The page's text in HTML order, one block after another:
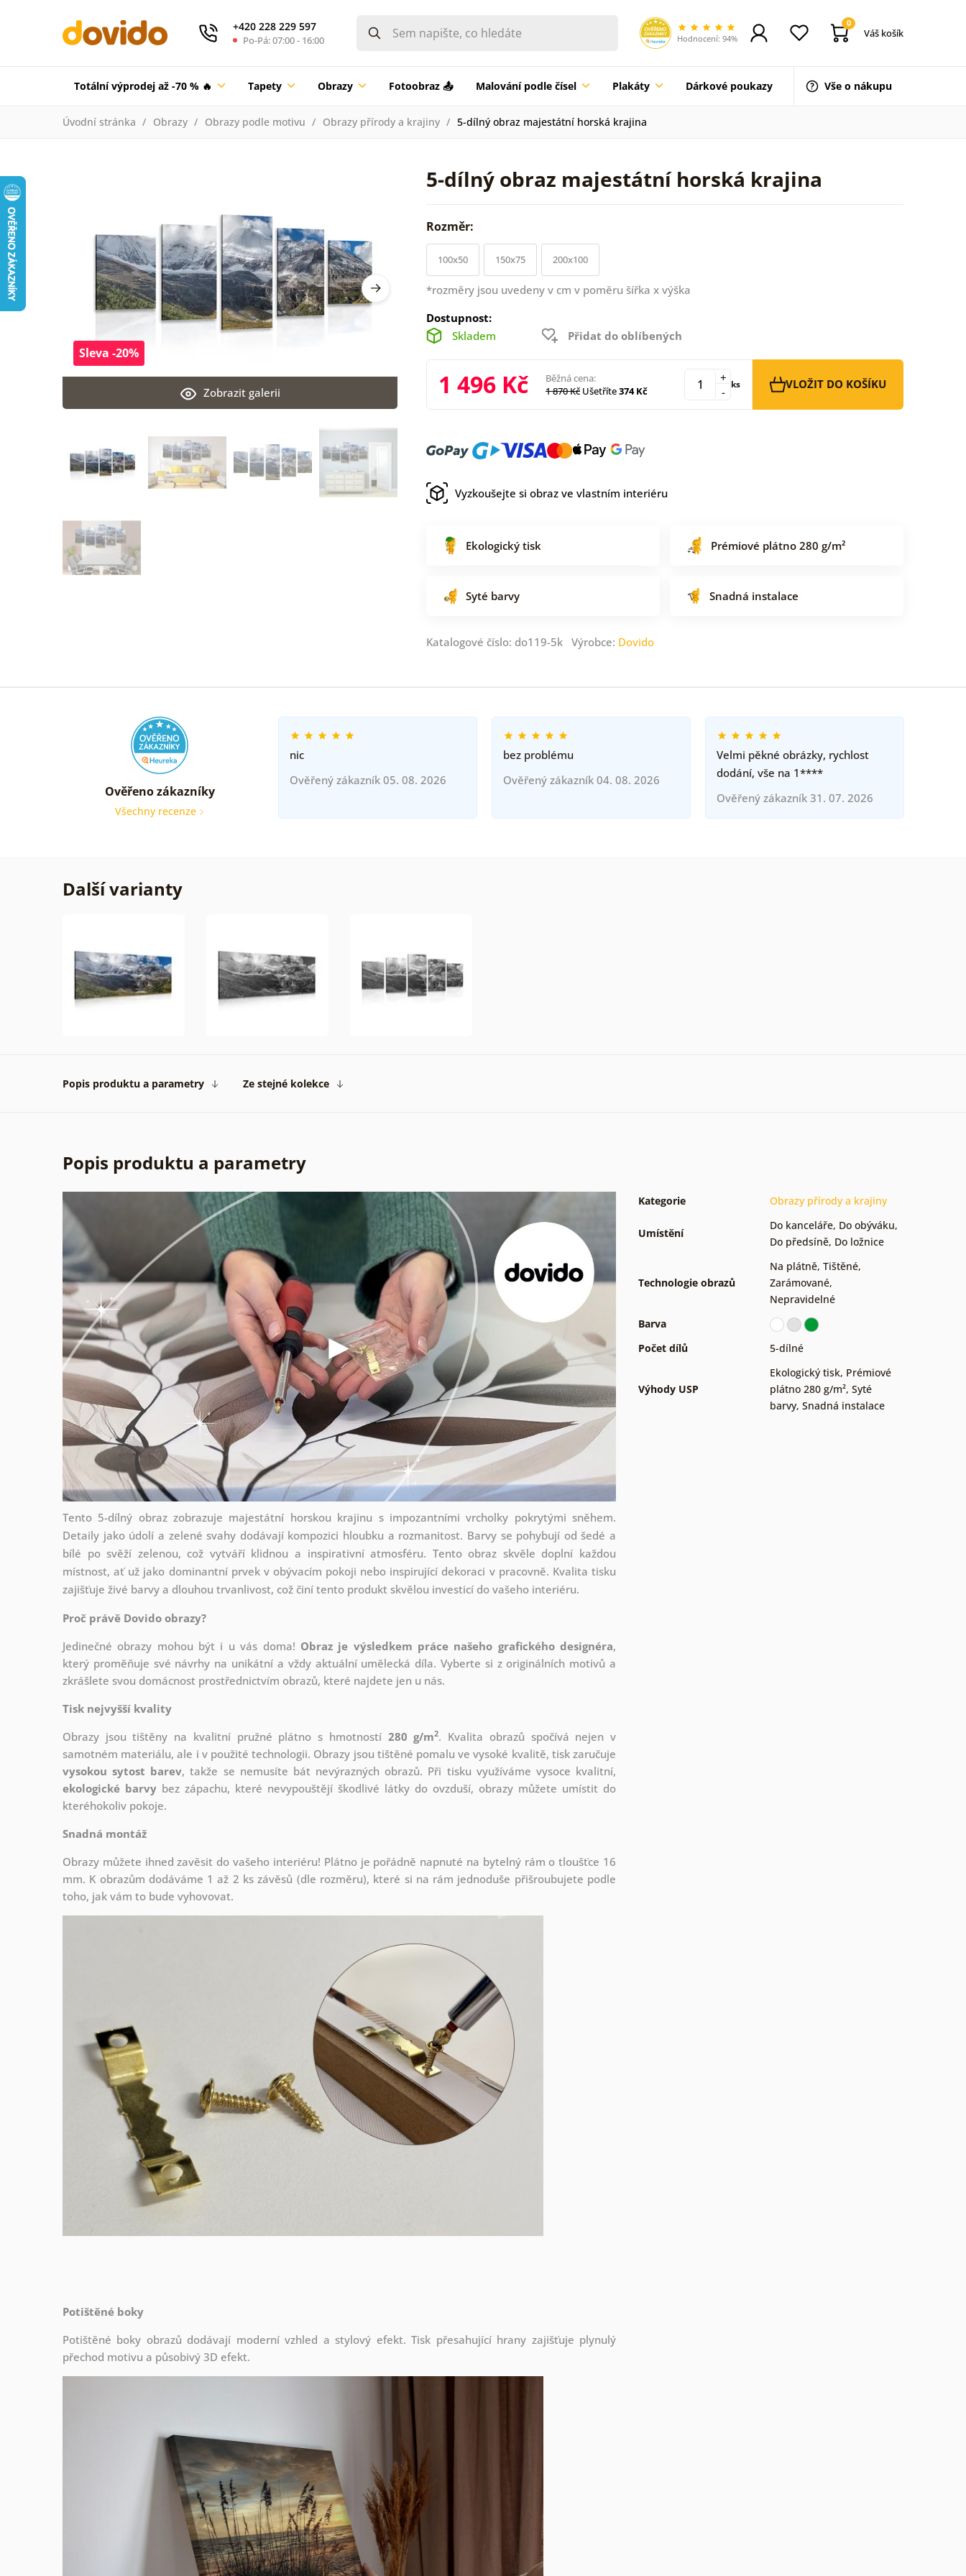
+420 228 229 597
Po-Pá: 07:00 - 16:00 Hodnocení: 94%
0
Váš košík
Totální výprodej až -70 % 🔥 Tapety Obrazy Fotoobraz 📤 Malování podle čísel Plakáty Dárkové poukazy Vše o nákupu
Úvodní stránka Obrazy Obrazy podle motivu Obrazy přírody a krajiny 5-dílný obraz majestátní horská krajina
5-dílný obraz majestátní horská krajina
Zobrazit galerii
Sleva -20%
Rozměr:
100x50 150x75 200x100
*rozměry jsou uvedeny v cm v poměru šířka x výška
Dostupnost:
Skladem
Přidat do oblíbených
1 496 Kč
Běžná cena:
1 870 Kč Ušetříte374 Kč -
+ ks VLOŽIT DO KOŠÍKU
Vyzkoušejte si obraz ve vlastním interiéru
Ekologický tisk Prémiové plátno 280 g/m²
Syté barvy Snadná instalace
Katalogové číslo: do119-5k Výrobce: Dovido
Ověřeno zákazníky
Všechny recenze
nic
Ověřený zákazník 05. 08. 2026
bez problému
Ověřený zákazník 04. 08. 2026
Velmi pěkné obrázky, rychlost
dodání, vše na 1****
Ověřený zákazník 31. 07. 2026
Další varianty
Popis produktu a parametry Ze stejné kolekce
Popis produktu a parametry
Tento 5-dílný obraz zobrazuje majestátní horskou krajinu s impozantními vrcholky pokrytými sněhem.
Detaily jako údolí a zelené svahy dodávají kompozici hloubku a rozmanitost. Barvy se pohybují od šedé a
bílé po svěží zelenou, což vytváří klidnou a inspirativní atmosféru. Tento obraz skvěle doplní každou
místnost, ať už jako dominantní prvek v obývacím pokoji nebo inspirující dekoraci v pracovně. Kvalita tisku
zajišťuje živé barvy a dlouhou trvanlivost, což činí tento produkt skvělou investicí do vašeho interiéru.
Proč právě Dovido obrazy?
Jedinečné obrazy mohou být i u vás doma! Obraz je výsledkem práce našeho grafického designéra,
který proměňuje své návrhy na unikátní a vždy aktuální umělecká díla. Vyberte si z originálních motivů a
zkrášlete svou domácnost prostřednictvím obrazů, které najdete jen u nás.
Tisk nejvyšší kvality
Obrazy jsou tištěny na kvalitní pružné plátno s hmotností 280 g/m2. Kvalita obrazů spočívá nejen v
samotném materiálu, ale i v použité technologii. Obrazy jsou tištěné pomalu ve vysoké kvalitě, tisk zaručuje
vysokou sytost barev, takže se nemusíte bát nevýrazných obrazů. Při tisku využíváme vysoce kvalitní,
ekologické barvy bez zápachu, které nevypouštějí škodlivé látky do ovzduší, obrazy můžete umístit do
kteréhokoliv pokoje.
Snadná montáž
Obrazy můžete ihned zavěsit do vašeho interiéru! Plátno je pořádně napnuté na bytelný rám o tloušťce 16
mm. K obrazům dodáváme 1 až 2 ks závěsů (dle rozměru), které si na rám jednoduše přišroubujete podle
toho, jak vám to bude vyhovovat.
Potištěné boky
Potištěné boky obrazů dodávají moderní vzhled a stylový efekt. Tisk přesahující hrany zajišťuje plynulý
přechod motivu a působivý 3D efekt.
Kategorie Obrazy přírody a krajiny
Umístění
Do kanceláře, Do obýváku,
Do předsíně, Do ložnice
Technologie obrazů
Na plátně, Tištěné,
Zarámované,
Nepravidelné
Barva
Počet dílů
5-dílné
Výhody USP
Ekologický tisk, Prémiové
plátno 280 g/m², Syté
barvy, Snadná instalace